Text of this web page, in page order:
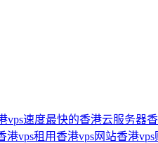
vps速度最快的香港云服务器
港vps租用 香港vps网站香港vps